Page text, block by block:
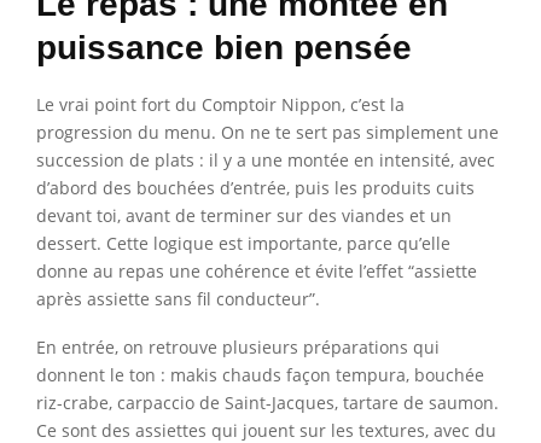
puissance bien pensée
Le vrai point fort du Comptoir Nippon, c’est la
progression du menu. On ne te sert pas simplement une
succession de plats : il y a une montée en intensité, avec
d’abord des bouchées d’entrée, puis les produits cuits
devant toi, avant de terminer sur des viandes et un
dessert. Cette logique est importante, parce qu’elle
donne au repas une cohérence et évite l’effet “assiette
après assiette sans fil conducteur”.
En entrée, on retrouve plusieurs préparations qui
donnent le ton : makis chauds façon tempura, bouchée
riz-crabe, carpaccio de Saint-Jacques, tartare de saumon.
Ce sont des assiettes qui jouent sur les textures, avec du